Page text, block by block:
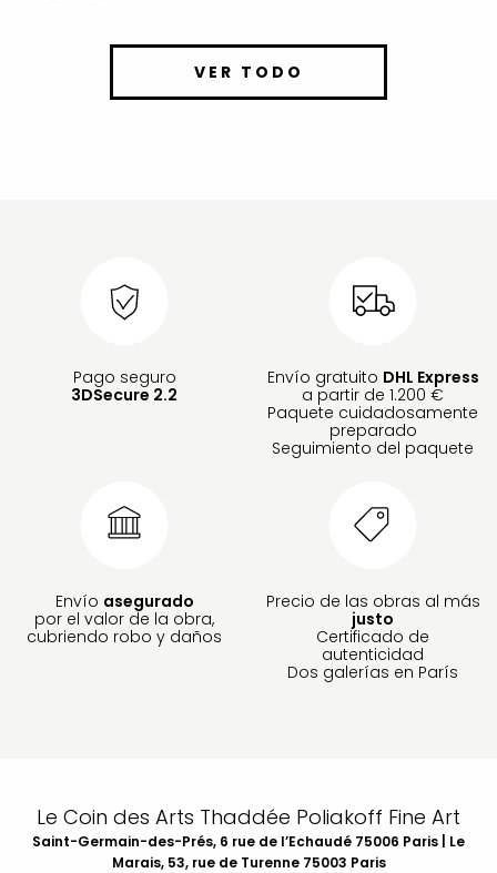
VER TODO
Pago seguro
3DSecure 2.2
Envío gratuito DHL Express
a partir de 1.200 €
Paquete cuidadosamente
preparado
Seguimiento del paquete
Envío asegurado
por el valor de la obra,
cubriendo robo y daños
Precio de las obras al más
justo
Certificado de
autenticidad
Dos galerías en París
Le Coin des Arts Thaddée Poliakoff Fine Art
Saint-Germain-des-Prés, 6 rue de l’Echaudé 75006 Paris | Le
Marais, 53, rue de Turenne 75003 Paris